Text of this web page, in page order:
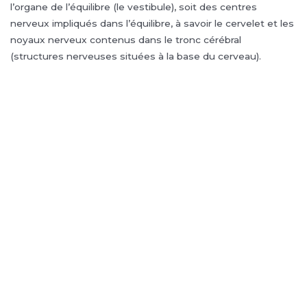
l’organe de l’équilibre (le vestibule), soit des centres
nerveux impliqués dans l’équilibre, à savoir le cervelet et les
noyaux nerveux contenus dans le tronc cérébral
(structures nerveuses situées à la base du cerveau).